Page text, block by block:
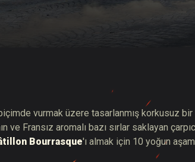
vurmak üzere tasarlanmış korkusuz bir
ve Fransız aromalı bazı sırlar saklayan
Bourrasque'ı almak için 10 yoğun